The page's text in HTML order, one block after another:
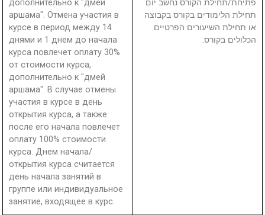
дополнительно к "дмей
аршама". Отмена участия в
курсе в период между 14
днями и 1 днем до начала
курса повлечет оплату 30%
от стоимости курса,
дополнительно к "дмей
аршама". В случае отмены
участия в курсе в день
открытия курса, а также
после его начала повлечет
оплату 100% стоимости
курса. Днем начала/
открытия курса считается
день начала занятий в
группе или индивидуальное
занятие, входящее в курс.
פתיחת/תחילת הקורס נחשב יום
תחילת הלימודים בקורס בקבוצה
או תחילת השיעורים הפרטיים
הכלולים בקורס.